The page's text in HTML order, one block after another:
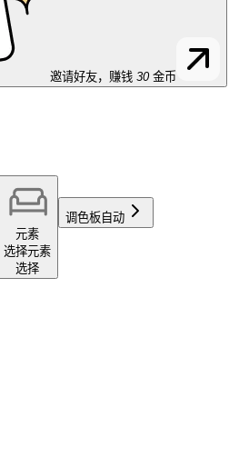
邀请好友，赚钱 30 金币
元素
选择元素
选择
调色板 自动